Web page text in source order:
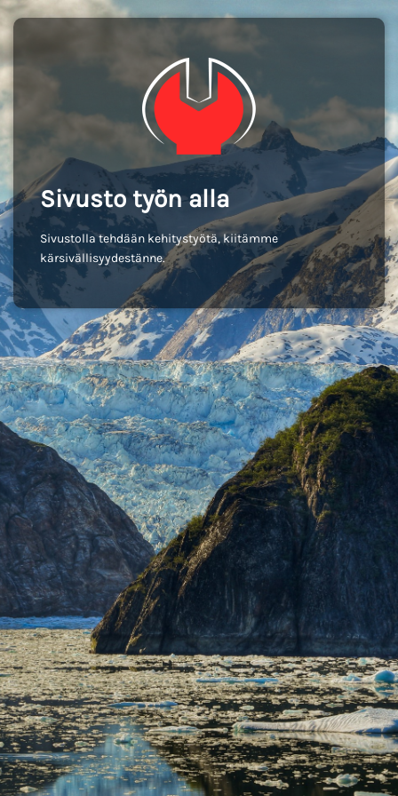
Sivusto työn alla
Sivustolla tehdään kehitystyötä, kiitämme
kärsivällisyydestänne.